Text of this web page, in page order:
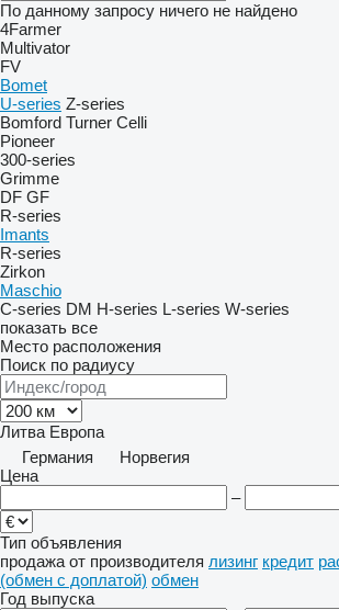
По данному запросу ничего не найдено
4Farmer
Multivator
FV
Bomet
U-series Z-series
Bomford Turner Celli
Pioneer
300-series
Grimme
DF GF
R-series
Imants
R-series
Zirkon
Maschio
C-series DM H-series L-series W-series
показать все
Место расположения
Поиск по радиусу
Литва Европа
Германия
Норвегия
Цена
–
Тип объявления
продажа от производителя лизинг кредит
(обмен с доплатой) обмен
Год выпуска